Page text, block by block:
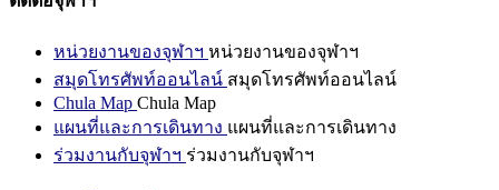
หน่วยงานของจุฬาฯ หน่วยงานของจุฬาฯ
สมุดโทรศัพท์ออนไลน์ สมุดโทรศัพท์ออนไลน์
Chula Map Chula Map
แผนที่และการเดินทาง แผนที่และการเดินทาง
ร่วมงานกับจุฬาฯ ร่วมงานกับจุฬาฯ